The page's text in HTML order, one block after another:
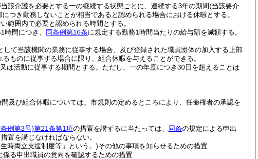
該介護を必要とする一の継続する状態ごとに、連続する3年の期間(当該要介
つき勤務しないことが相当であると認められる場合における休暇とする。
範囲内で必要と認められる時間とする。
間につき、 同条例第16条に規定する勤務1時間当たりの給与額を減額する。
て当該機関の業務に従事する場合、及び登録された職員団体の加入する上部
ものに従事する場合に限り、組合休暇を与えることができる。
は活動に従事する期間とする。 ただし、一の年度につき30日を超えることは
間及び組合休暇については、市規則の定めるところにより、任命権者の承認を
例第3号)第21条第1項の措置を講ずるに当たっては、 同条の規定による申出
置を講じなければならない。
時両立支援制度等」という。)その他の事項を知らせるための措置
係る申出職員の意向を確認するための措置